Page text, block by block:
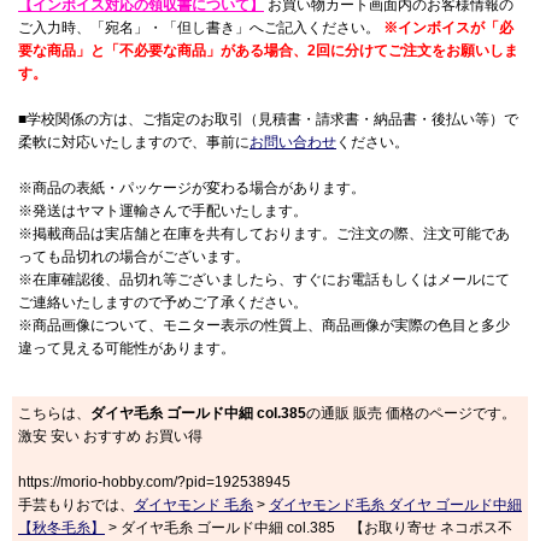
【インボイス対応の領収書について】
お買い物カート画面内のお客様情報の
ご入力時、「宛名」・「但し書き」へご記入ください。 ※インボイスが「必
要な商品」と「不必要な商品」がある場合、2回に分けてご注文をお願いしま
す。
■学校関係の方は、ご指定のお取引（見積書・請求書・納品書・後払い等）で
柔軟に対応いたしますので、事前にお問い合わせ ください。
※商品の表紙・パッケージが変わる場合があります。
※発送はヤマト運輸さんで手配いたします。
※掲載商品は実店舗と在庫を共有しております。ご注文の際、注文可能であ
っても品切れの場合がございます。
※在庫確認後、品切れ等ございましたら、すぐにお電話もしくはメールにて
ご連絡いたしますので予めご了承ください。
※商品画像について、モニター表示の性質上、商品画像が実際の色目と多少
違って見える可能性があります。
こちらは、 ダイヤ毛糸 ゴールド中細 col.385の通販 販売 価格のページです。
激安 安い おすすめ お買い得
https://morio-hobby.com/?pid=192538945
手芸もりおでは、 ダイヤモンド 毛糸 > ダイヤモンド毛糸 ダイヤ ゴールド中細
【秋冬毛糸】
> ダイヤ毛糸 ゴールド中細 col.385 【お取り寄せ ネコポス不